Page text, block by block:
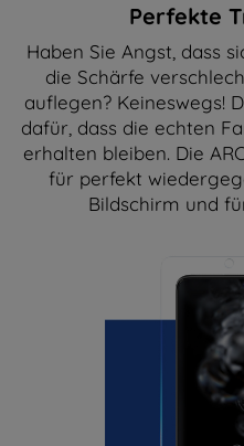
Perfekte
Haben Sie Angst, dass
die Schärfe
auflegen? Keineswegs!
dafür, dass die echten
erhalten bleiben. Die
für perfekt
Bildschirm und